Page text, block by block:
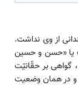
از وی نداشت.
یا «حسن و حسین
گواهی بر حقّانیّت
در همان وضعیت